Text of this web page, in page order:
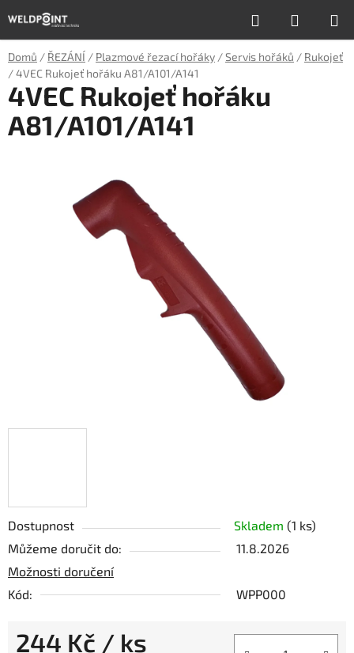
na
obsah
Hledat
KOŠÍK
Domů / ŘEZÁNÍ / Plazmové řezací hořáky /Servis hořáků / Rukojeť
/4VEC Rukojeť hořáku A81/A101/A141
Dostupnost Skladem (1 ks)
Můžeme doručit do:
11.8.2026
Možnosti doručení
Kód:
WPP000
244 Kč / ks
4VEC Rukojeť hořáku
A81/A101/A141